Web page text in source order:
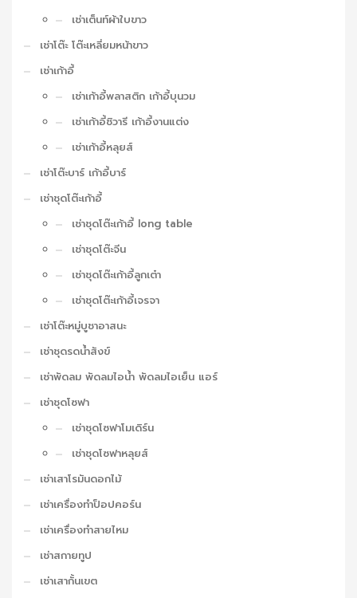
เช่าเต็นท์ผ้าใบขาว
เช่าโต๊ะ โต๊ะเหลี่ยมหน้าขาว
เช่าเก้าอี้
เช่าเก้าอี้พลาสติก เก้าอี้บุนวม
เช่าเก้าอี้ชิวารี เก้าอี้งานแต่ง
เช่าเก้าอี้หลุยส์
เช่าโต๊ะบาร์ เก้าอี้บาร์
เช่าชุดโต๊ะเก้าอี้
เช่าชุดโต๊ะเก้าอี้ long table
เช่าชุดโต๊ะจีน
เช่าชุดโต๊ะเก้าอี้ลูกเต๋า
เช่าชุดโต๊ะเก้าอี้เจรจา
เช่าโต๊ะหมู่บูชาอาสนะ
เช่าชุดรดน้ำสังข์
เช่าพัดลม พัดลมไอน้ำ พัดลมไอเย็น แอร์
เช่าชุดโซฟา
เช่าชุดโซฟาโมเดิร์น
เช่าชุดโซฟาหลุยส์
เช่าเสาโรมันดอกไม้
เช่าเครื่องทำป็อปคอร์น
เช่าเครื่องทำสายไหม
เช่าสกายทูป
เช่าเสากั้นเขต